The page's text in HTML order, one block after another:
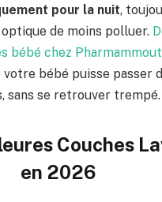
pour la nuit,
de moins polluer.
bébé chez
bébé puisse passer
sans se retrouver trempé.
Couches
en 2026